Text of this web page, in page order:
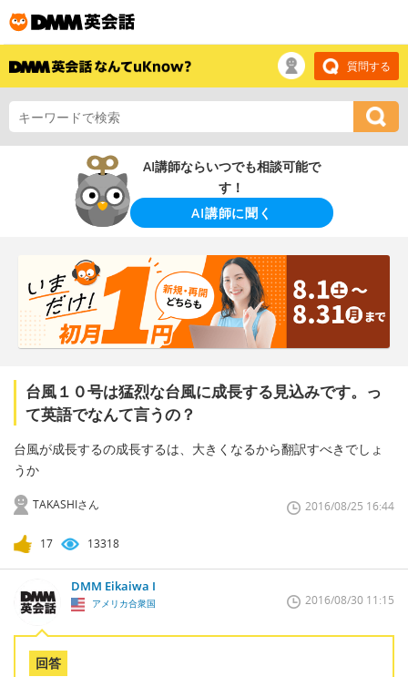
質問する
AI講師ならいつでも相談可能で
す！
AI講師に聞く
台風１０号は猛烈な台風に成長する見込みです。っ
て英語でなんて言うの？
台風が成長するの成長するは、大きくなるから翻訳すべきでしょ
うか
TAKASHIさん 2016/08/25 16:44
17 13318
DMM Eikaiwa I
アメリカ合衆国 2016/08/30 11:15
回答